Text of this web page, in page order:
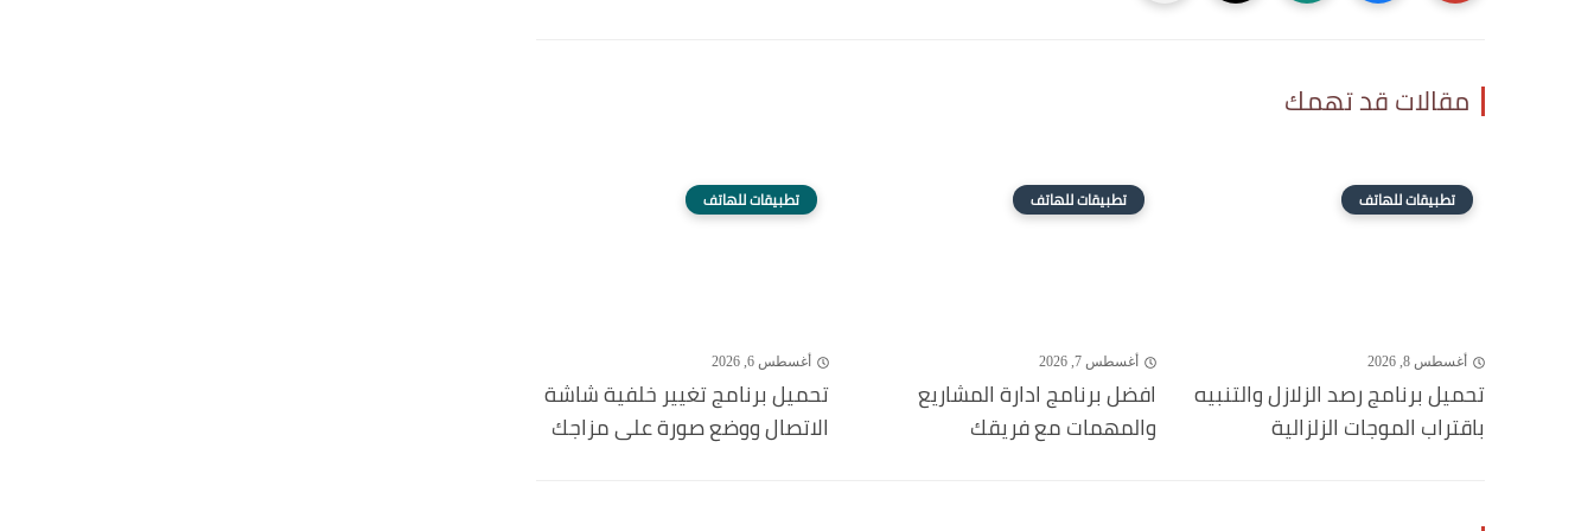
مقالات قد تهمك
تطبيقات للهاتف
أغسطس 8, 2026
تحميل برنامج رصد الزلازل والتنبيه
باقتراب الموجات الزلزالية
تطبيقات للهاتف
أغسطس 7, 2026
افضل برنامج ادارة المشاريع
والمهمات مع فريقك
تطبيقات للهاتف
أغسطس 6, 2026
تحميل برنامج تغيير خلفية شاشة
الاتصال ووضع صورة على مزاجك